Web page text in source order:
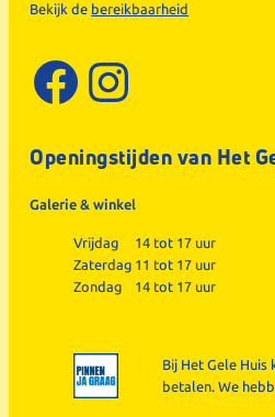
Bekijk de bereikbaarheid
Facebook
Openingstijden van Het
Galerie & winkel
Vrijdag
14 tot 17 uur
Zaterdag 11 tot 17 uur
Zondag
14 tot 17 uur
Bij Het Gele Huis
betalen. We